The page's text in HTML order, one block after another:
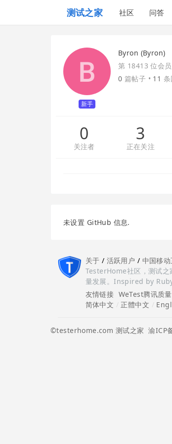
测试之家 社区 问答
新手
Byron (Byron)
第 18413 位会
0 篇帖子 • 11
0
关注者
3
正在关注
未设置 GitHub 信息.
关于 / 活跃用户 / 中国移
TesterHome社区，测试之
量发展。Inspired by
友情链接 WeTest腾讯质
简体中文
正體中文
©testerhome.com 测试之家 渝ICP